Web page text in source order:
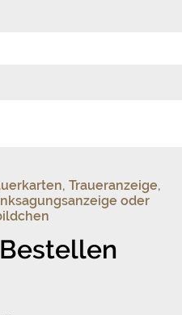
Traueranzeige,
oder